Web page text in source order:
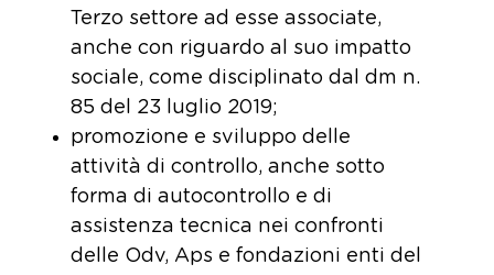
Terzo settore ad esse associate,
anche con riguardo al suo impatto
sociale, come disciplinato dal dm n.
85 del 23 luglio 2019;
promozione e sviluppo delle
attività di controllo, anche sotto
forma di autocontrollo e di
assistenza tecnica nei confronti
delle Odv, Aps e fondazioni enti del